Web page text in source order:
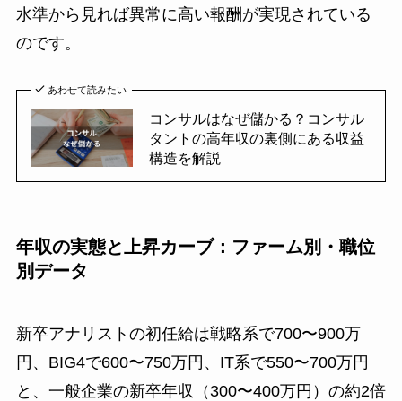
水準から見れば異常に高い報酬が実現されている
のです。
あわせて読みたい
コンサルはなぜ儲かる？コンサル
タントの高年収の裏側にある収益
構造を解説
年収の実態と上昇カーブ：ファーム別・職位
別データ
新卒アナリストの初任給は戦略系で700〜900万
円、BIG4で600〜750万円、IT系で550〜700万円
と、一般企業の新卒年収（300〜400万円）の約2倍